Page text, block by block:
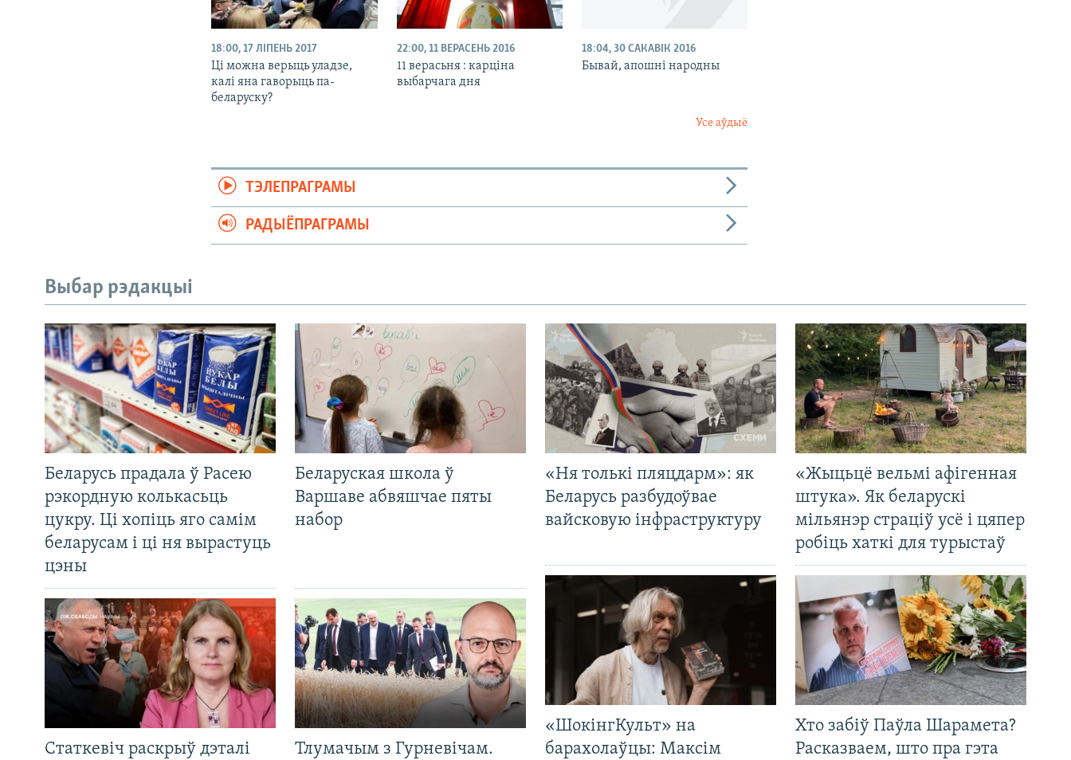
18:00, 17 ЛІПЕНЬ 2017
Ці можна верыць уладзе,
калі яна гаворыць па-
беларуску?
22:00, 11 ВЕРАСЕНЬ 2016
11 верасьня : карціна
выбарчага дня
18:04, 30 САКАВІК 2016
Бывай, апошні народны
Усе аўдыё
ТЭЛЕПРАГРАМЫ
РАДЫЁПРАГРАМЫ
Выбар рэдакцыі
Беларусь прадала ў Расею
рэкордную колькасьць
цукру. Ці хопіць яго самім
беларусам і ці ня вырастуць
цэны
Беларуская школа ў
Варшаве абвяшчае пяты
набор
Статкевіч раскрыў дэталі
Тлумачым з Гурневічам.
«Ня толькі пляцдарм»: як
Беларусь разбудоўвае
вайсковую інфраструктуру
«Жыцьцё вельмі афігенная
штука». Як беларускі
мільянэр страціў усё і цяпер
робіць хаткі для турыстаў
«ШокінгКульт» на
барахолаўцы: Максім
Хто забіў Паўла Шарамета?
Расказваем, што пра гэта